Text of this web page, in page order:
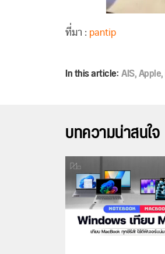
ที่มา : pantip
In this article:AIS,Apple,
บทความน่าสนใจ